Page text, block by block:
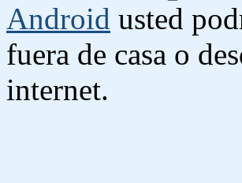
Android usted
fuera de casa o
internet.